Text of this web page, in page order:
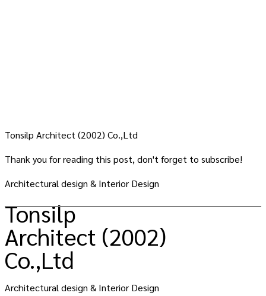
Tonsilp Architect (2002) Co.,Ltd
Thank you for reading this post, don't forget to subscribe!
Architectural design & Interior Design
Tonsilp
Architect (2002)
Co.,Ltd
Architectural design & Interior Design